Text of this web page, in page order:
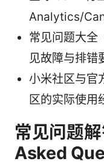
Analytics/
常见问题大全
见故障与排错
小米社区与官
区的实际使用
常见问题
Asked